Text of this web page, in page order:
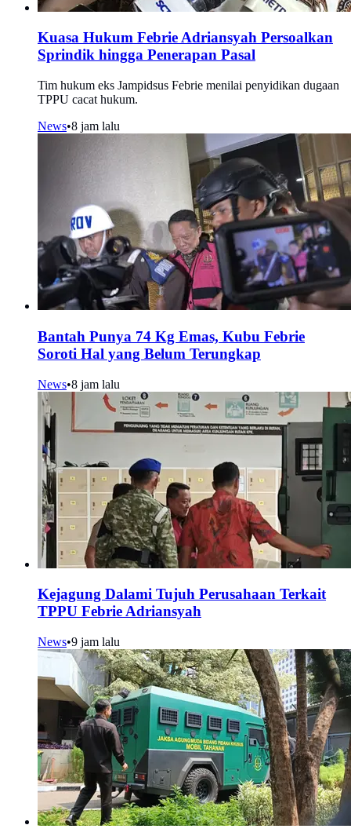
Kuasa Hukum Febrie Adriansyah Persoalkan
Sprindik hingga Penerapan Pasal
Tim hukum eks Jampidsus Febrie menilai penyidikan dugaan
TPPU cacat hukum.
News•8 jam lalu
Bantah Punya 74 Kg Emas, Kubu Febrie
Soroti Hal yang Belum Terungkap
News•8 jam lalu
Kejagung Dalami Tujuh Perusahaan Terkait
TPPU Febrie Adriansyah
News•9 jam lalu